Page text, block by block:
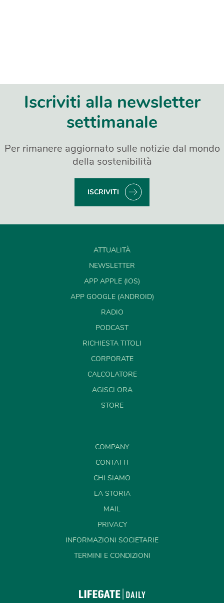
Iscriviti alla newsletter
settimanale
Per rimanere aggiornato sulle notizie dal mondo
della sostenibilità
ISCRIVITI
ATTUALITÀ
NEWSLETTER
APP APPLE (IOS)
APP GOOGLE (ANDROID)
RADIO
PODCAST
RICHIESTA TITOLI
CORPORATE
CALCOLATORE
AGISCI ORA
STORE
COMPANY
CONTATTI
CHI SIAMO
LA STORIA
MAIL
PRIVACY
INFORMAZIONI SOCIETARIE
TERMINI E CONDIZIONI